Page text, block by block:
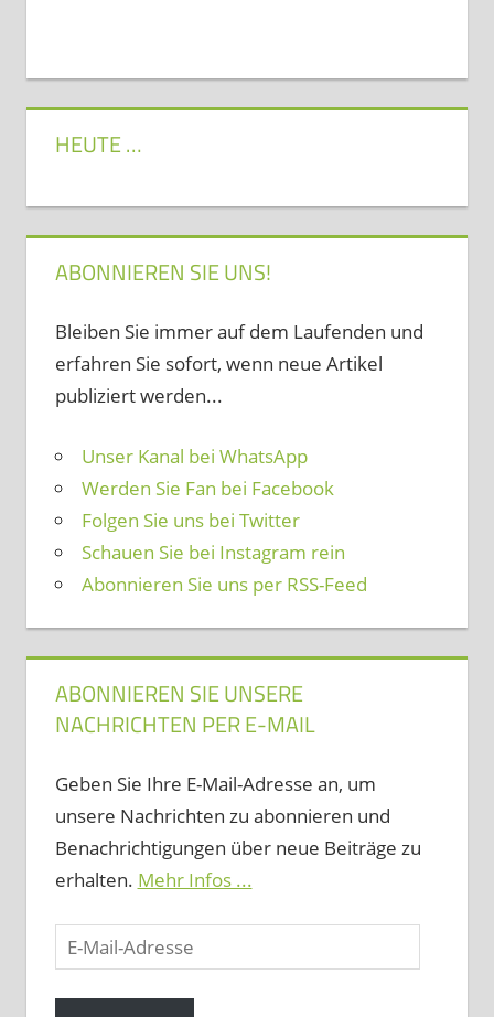
HEUTE …
ABONNIEREN SIE UNS!
Bleiben Sie immer auf dem Laufenden und
erfahren Sie sofort, wenn neue Artikel
publiziert werden...
Unser Kanal bei WhatsApp
Werden Sie Fan bei Facebook
Folgen Sie uns bei Twitter
Schauen Sie bei Instagram rein
Abonnieren Sie uns per RSS-Feed
ABONNIEREN SIE UNSERE
NACHRICHTEN PER E-MAIL
Geben Sie Ihre E-Mail-Adresse an, um
unsere Nachrichten zu abonnieren und
Benachrichtigungen über neue Beiträge zu
erhalten. Mehr Infos ...
E-
Mail-
Adresse